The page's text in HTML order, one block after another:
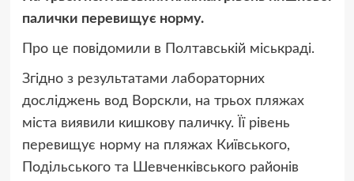
палички перевищує норму.
Про це повідомили в Полтавській міськраді.
Згідно з результатами лабораторних
досліджень вод Ворскли, на трьох пляжах
міста виявили кишкову паличку. Її рівень
перевищує норму на пляжах Київського,
Подільського та Шевченківського районів